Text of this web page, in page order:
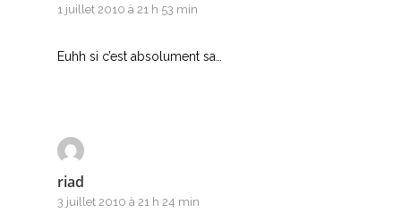
1 juillet 2010 à 21 h 53 min
Euhh si c’est absolument sa…
riad
3 juillet 2010 à 21 h 24 min